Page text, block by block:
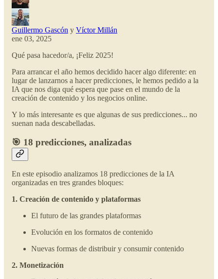
Guillermo Gascón y Víctor Millán
ene 03, 2025
Qué pasa hacedor/a, ¡Feliz 2025!
Para arrancar el año hemos decidido hacer algo diferente: en
lugar de lanzarnos a hacer predicciones, le hemos pedido a la
IA que nos diga qué espera que pase en el mundo de la
creación de contenido y los negocios online.
Y lo más interesante es que algunas de sus predicciones... no
suenan nada descabelladas.
🎯 18 predicciones, analizadas
En este episodio analizamos 18 predicciones de la IA
organizadas en tres grandes bloques:
1. Creación de contenido y plataformas
El futuro de las grandes plataformas
Evolución en los formatos de contenido
Nuevas formas de distribuir y consumir contenido
2. Monetización